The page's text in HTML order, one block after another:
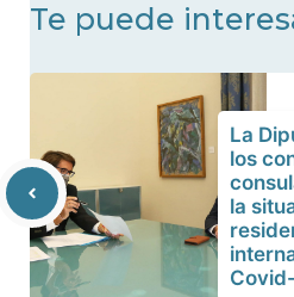
Te puede
La
los
la